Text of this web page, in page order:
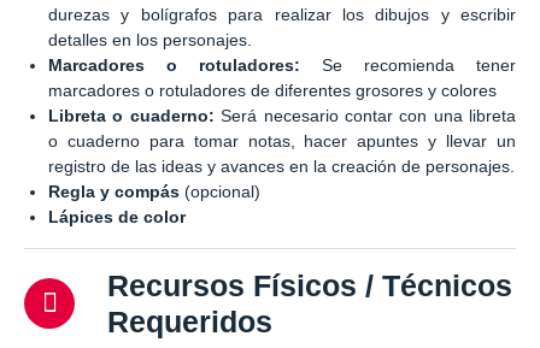
durezas y bolígrafos para realizar los dibujos y escribir
detalles en los personajes.
Marcadores o rotuladores: Se recomienda tener
marcadores o rotuladores de diferentes grosores y colores
Libreta o cuaderno: Será necesario contar con una libreta
o cuaderno para tomar notas, hacer apuntes y llevar un
registro de las ideas y avances en la creación de personajes.
Regla y compás (opcional)
Lápices de color
Recursos Físicos / Técnicos
Requeridos